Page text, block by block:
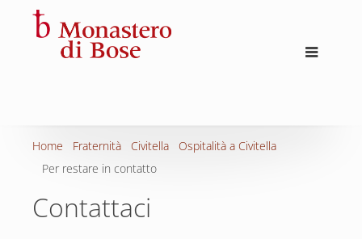
Home Fraternità Civitella
Ospitalità a Civitella
Per restare in contatto
Contattaci